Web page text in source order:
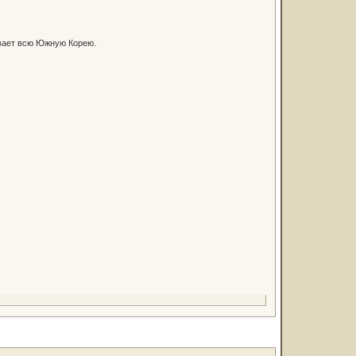
всю Южную Корею.